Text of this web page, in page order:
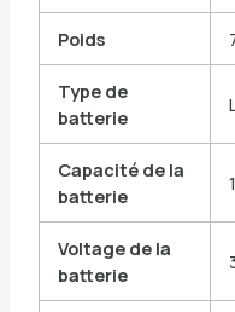
Poids
Type de
batterie
Capacité de la
batterie
Voltage de la
batterie